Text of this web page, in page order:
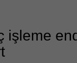
işleme